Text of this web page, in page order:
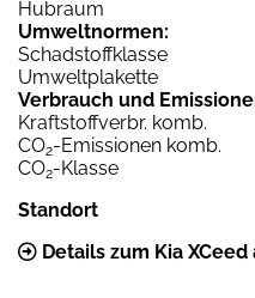
Hubraum
Umweltnormen:
Schadstoffklasse
Umweltplakette
Verbrauch und
Kraftstoffverbr. komb.
CO2-Emissionen komb.
CO2-Klasse
Standort
Details zum Kia